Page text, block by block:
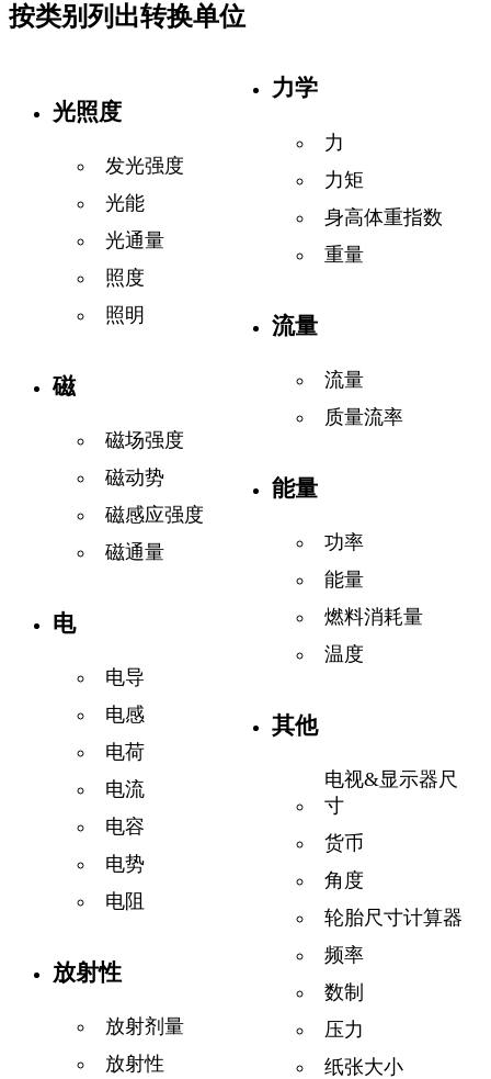
按类别列出转换单位
光照度
发光强度
光能
光通量
照度
照明
磁
磁场强度
磁动势
磁感应强度
磁通量
电
电导
电感
电荷
电流
电容
电势
电阻
放射性
放射剂量
放射性
力学
力
力矩
身高体重指数
重量
流量
流量
质量流率
能量
功率
能量
燃料消耗量
温度
其他
电视&显示器尺
寸
货币
角度
轮胎尺寸计算器
频率
数制
压力
纸张大小